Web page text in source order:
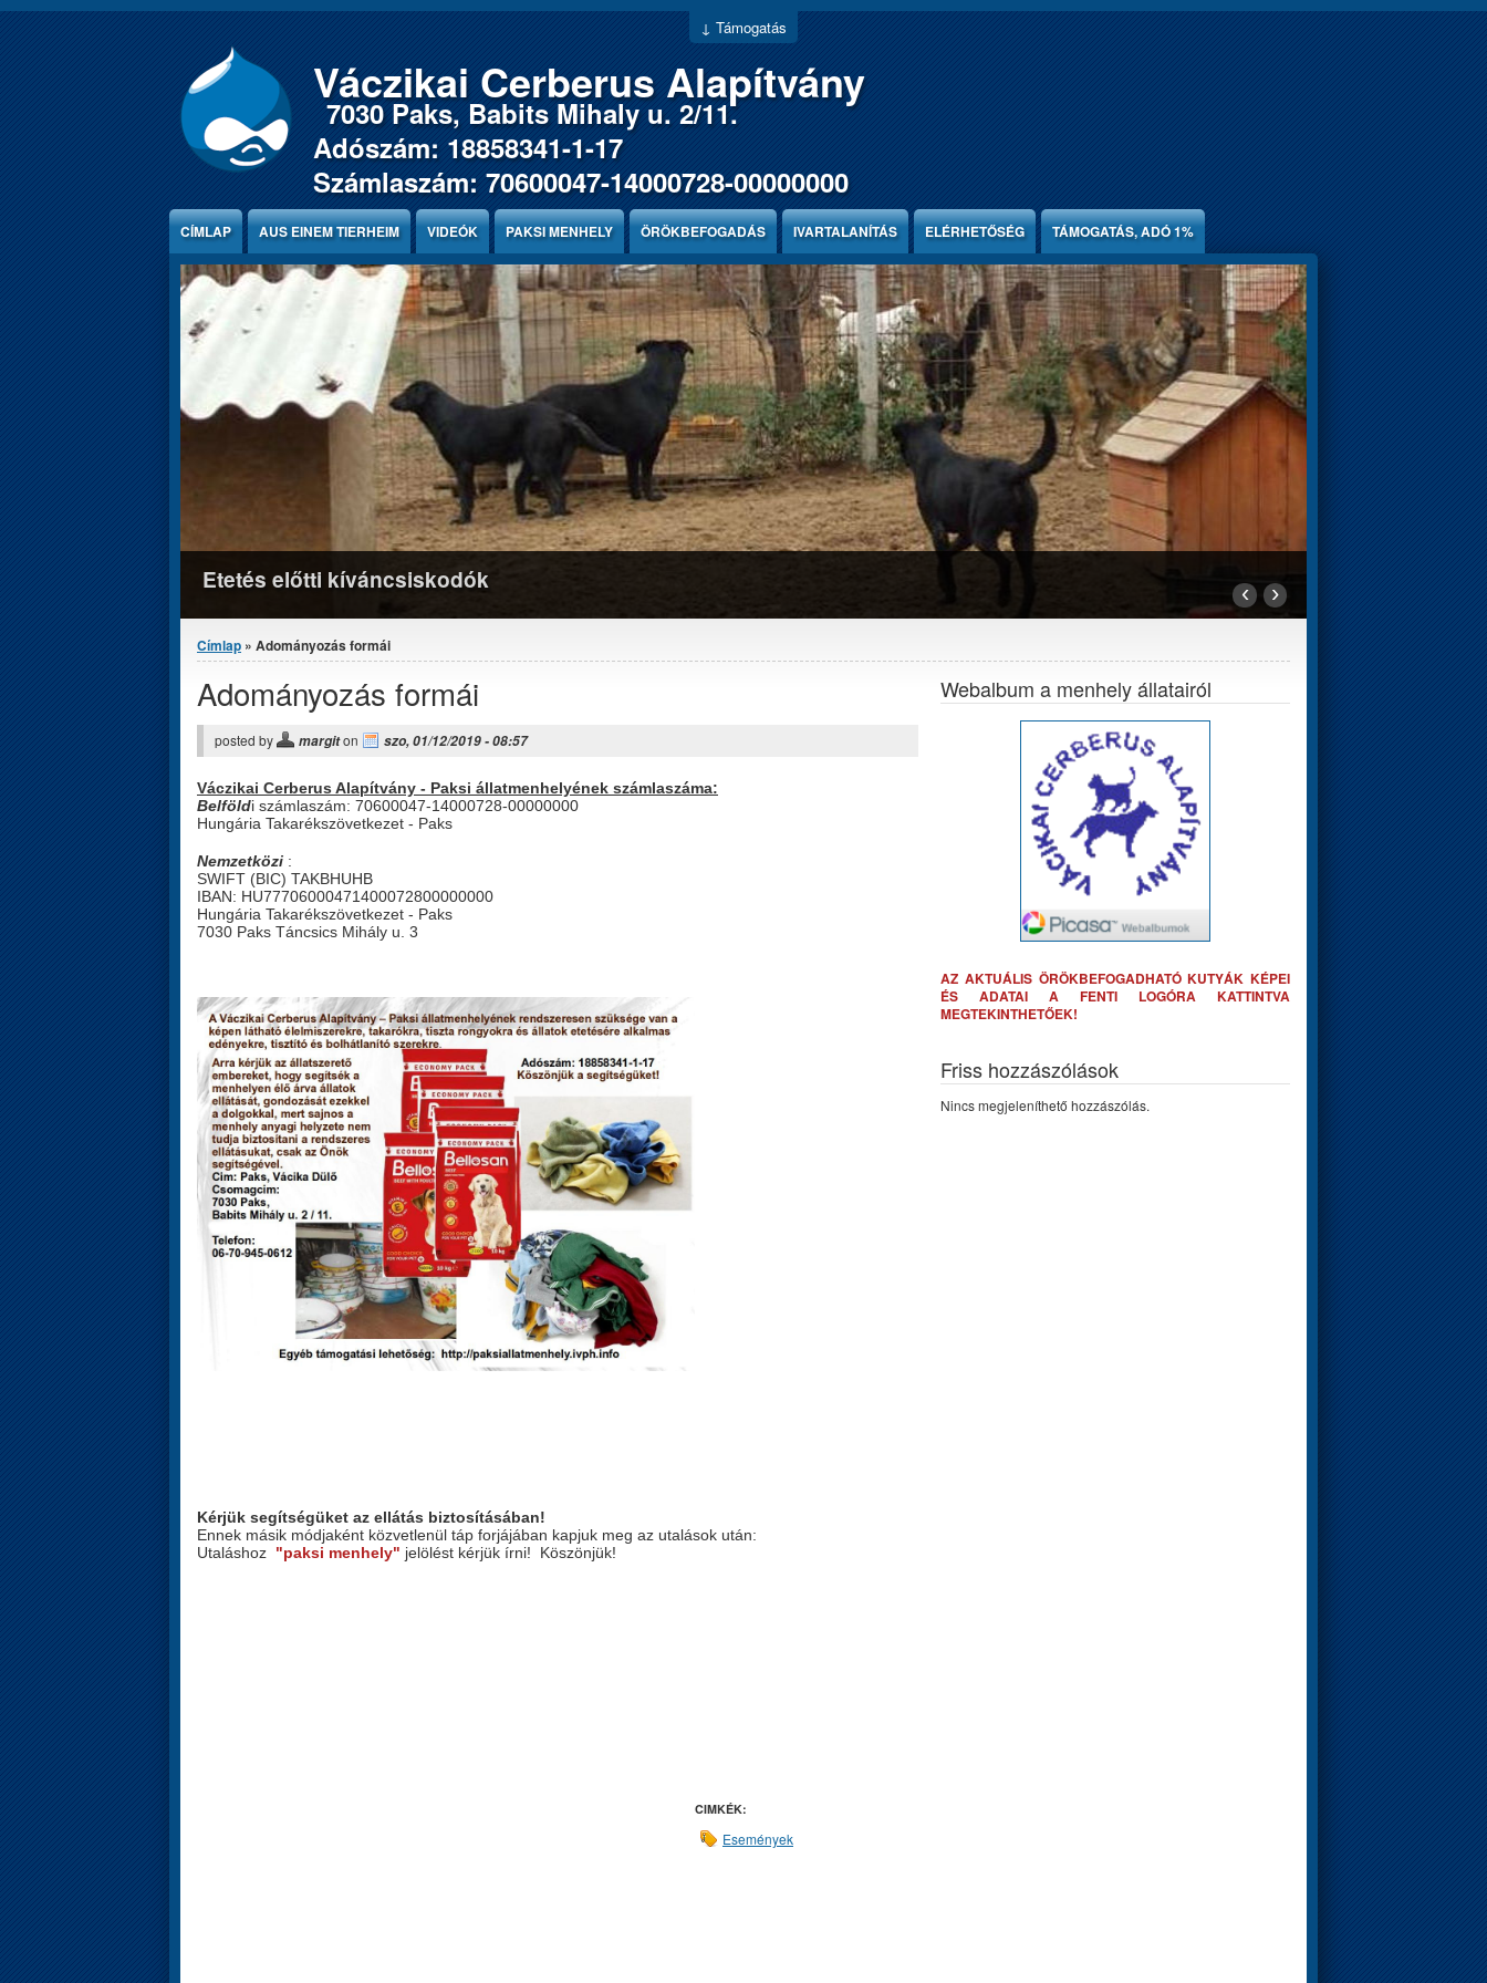
Jump to Content
↓ Támogatás
Váczikai Cerberus Alapítvány
7030 Paks, Babits Mihaly u. 2/11.
Adószám: 18858341-1-17
Számlaszám: 70600047-14000728-00000000
CÍMLAP AUS EINEM TIERHEIM VIDEÓK PAKSI MENHELY ÖRÖKBEFOGADÁS IVARTALANÍTÁS ELÉRHETŐSÉG TÁMOGATÁS, ADÓ 1%
Etetés előtti kíváncsiskodók ‹ ›
Jelenlegi hely
Címlap » Adományozás formái
Adományozás formái
posted by margiton szo, 01/12/2019 - 08:57
Váczikai Cerberus Alapítvány - Paksi állatmenhelyének számlaszáma:
Belföldi számlaszám: 70600047-14000728-00000000
Hungária Takarékszövetkezet - Paks
Nemzetközi :
SWIFT (BIC) TAKBHUHB
IBAN: HU77706000471400072800000000
Hungária Takarékszövetkezet - Paks
7030 Paks Táncsics Mihály u. 3
Kérjük segítségüket az ellátás biztosításában!
Ennek másik módjaként közvetlenül táp forjájában kapjuk meg az utalások után:
Utaláshoz "paksi menhely" jelölést kérjük írni! Köszönjük!
CIMKÉK:
Események
Webalbum a menhely állatairól
AZ AKTUÁLIS ÖRÖKBEFOGADHATÓ KUTYÁK KÉPEI
ÉS ADATAI A FENTI LOGÓRA KATTINTVA
MEGTEKINTHETŐEK!
Friss hozzászólások
Nincs megjeleníthető hozzászólás.